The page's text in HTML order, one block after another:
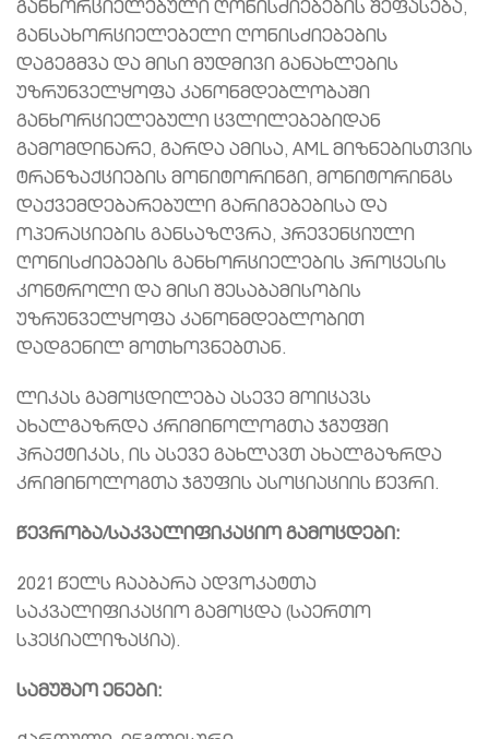
განხორციელებული ღონისძიებების შეფასება,
განსახორციელებელი ღონისძიებების
დაგეგმვა და მისი მუდმივი განახლების
უზრუნველყოფა კანონმდებლობაში
განხორციელებული ცვლილებებიდან
გამომდინარე, გარდა ამისა, AML მიზნებისთვის
ტრანზაქციების მონიტორინგი, მონიტორინგს
დაქვემდებარებული გარიგებებისა და
ოპერაციების განსაზღვრა, პრევენციული
ღონისძიებების განხორციელების პროცესის
კონტროლი და მისი შესაბამისობის
უზრუნველყოფა კანონმდებლობით
დადგენილ მოთხოვნებთან.
ლიკას გამოცდილება ასევე მოიცავს
ახალგაზრდა კრიმინოლოგთა ჯგუფში
პრაქტიკას, ის ასევე გახლავთ ახალგაზრდა
კრიმინოლოგთა ჯგუფის ასოციაციის წევრი.
წევრობა/საკვალიფიკაციო გამოცდები:
2021 წელს ჩააბარა ადვოკატთა
საკვალიფიკაციო გამოცდა (საერთო
სპეციალიზაცია).
სამუშაო ენები: